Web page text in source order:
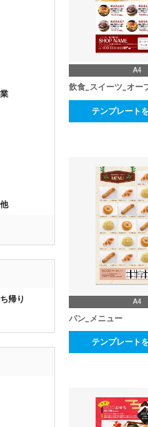
帰り
A4
飲食_スイーツ_オー
テンプレート
A4
パン_メニュー
テンプレート